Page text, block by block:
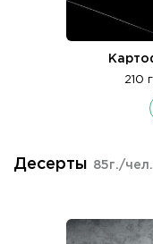
210
Десерты 85г./чел.